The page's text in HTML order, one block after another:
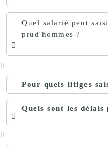
Quel salarié peut
prud'hommes ?
Pour quels litiges
Quels sont les